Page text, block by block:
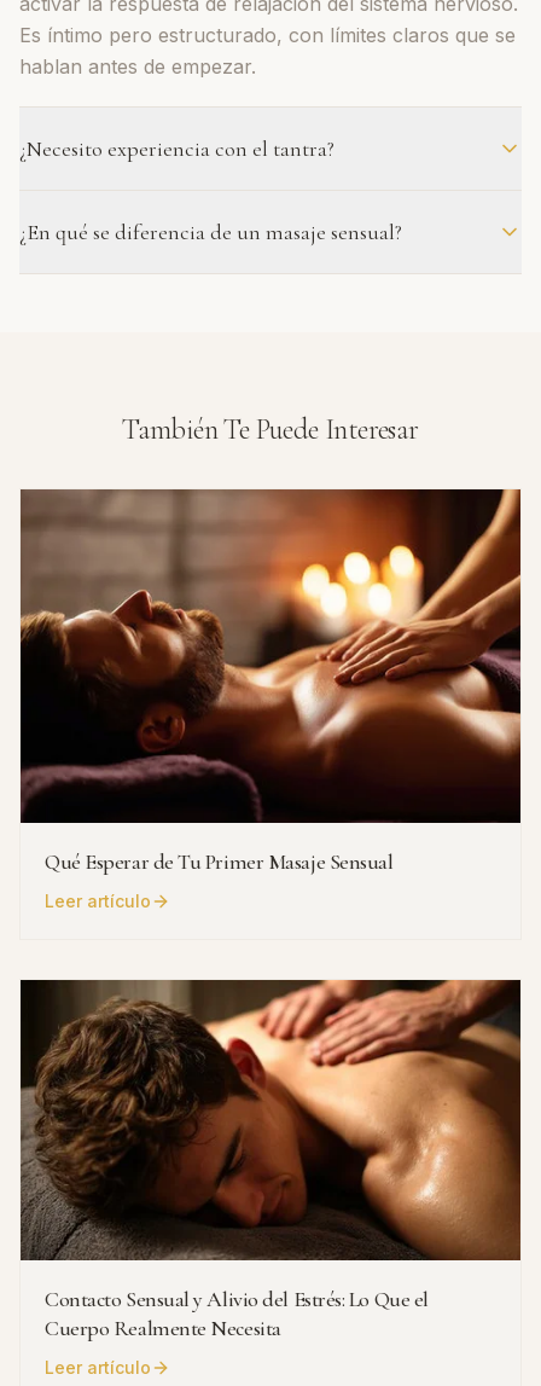
Es íntimo pero estructurado, con límites claros que se
hablan antes de empezar.
¿Necesito experiencia con el tantra?
ningún conocimiento de tantra. La sesión está
diseñada para funcionar con cualquier persona — tu
¿En qué se diferencia de un masaje sensual?
deliberado desde la relajación hacia una presencia
más profunda.También Te Puede Interesar
Qué Esperar de Tu Primer Masaje Sensual
Leer artículo
Contacto Sensual y Alivio del Estrés: Lo Que el
Cuerpo Realmente Necesita
Leer artículo